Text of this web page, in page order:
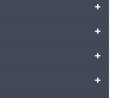
+
+
+
+